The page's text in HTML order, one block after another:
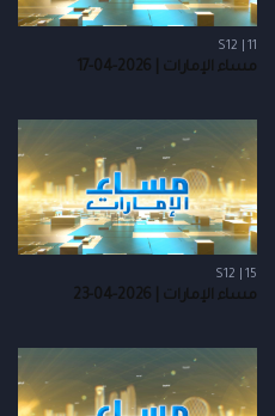
S12 | 11
مساء الإمارات | 2026-04-17
S12 | 15
مساء الإمارات | 2026-04-23